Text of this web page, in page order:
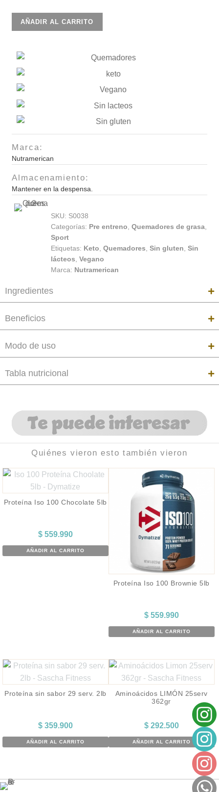
Burner
stack
serv
360gr
AÑADIR AL CARRITO
Marca:
Nutramerican
Almacenamiento:
Mantener en la despensa.
SKU: S0038
Categorías: Pre entreno Quemadores de grasa
Sport
Etiquetas: Keto Quemadores Sin gluten Sin
lácteos Vegano
Marca: Nutramerican
Ingredientes
Beneficios
Modo de uso
Tabla nutricional
Quiénes vieron esto también vieron
Proteína Iso 100 Chocolate 5lb
$559.990
AÑADIR AL CARRITO
Proteína Iso 100 Brownie 5lb
$559.990
AÑADIR AL CARRITO
Proteína sin sabor 29 serv. 2lb
$359.900
AÑADIR AL CARRITO
Aminoácidos LIMÓN 25serv
362gr
$292.500
AÑADIR AL CARRITO